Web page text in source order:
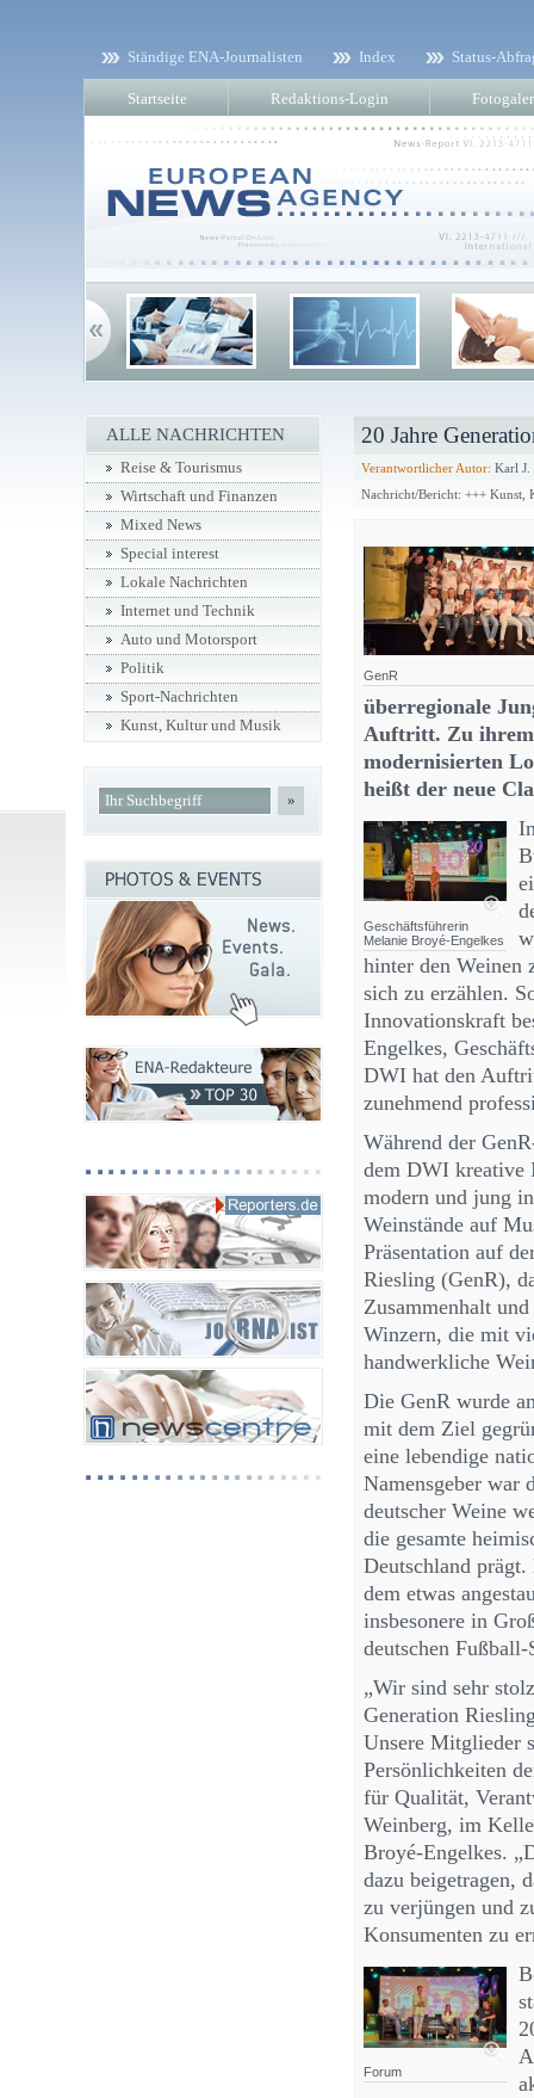
Ständige ENA-Journalisten Index Status-
Startseite Redaktions-Login
20 Jahre
Verantwortlicher Autor: Karl J.
Nachricht/Bericht: +++ Kunst,
GenR
überregionale
Auftritt. Zu ihrem
modernisierten
heißt der neue
Geschäftsführerin
Melanie Broyé-Engelkes
hinter den Weinen
sich zu erzählen.
Innovationskraft
Engelkes,
DWI hat den
zunehmend
Während der
dem DWI kreative
modern und jung
Weinstände auf
Präsentation auf
Riesling (GenR),
Zusammenhalt
Winzern, die mit
handwerkliche
Die GenR wurde
mit dem Ziel
eine lebendige
Namensgeber war
deutscher Weine
die gesamte
Deutschland
dem etwas
insbesonere in
deutschen
„Wir sind sehr
Generation
Unsere Mitglieder
Persönlichkeiten
für Qualität,
Weinberg, im
Broyé-Engelkes.
dazu beigetragen,
zu verjüngen und
Konsumenten zu
Forum
ALLE NACHRICHTEN
Reise & Tourismus
Wirtschaft und Finanzen
Mixed News
Special interest
Lokale Nachrichten
Internet und Technik
Auto und Motorsport
Politik
Sport-Nachrichten
Kunst, Kultur und Musik
»